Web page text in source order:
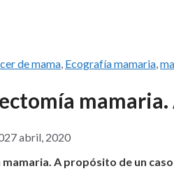
de mama, Ecografía mamaria,
mamaria.
27 abril, 2020
A propósito de un caso